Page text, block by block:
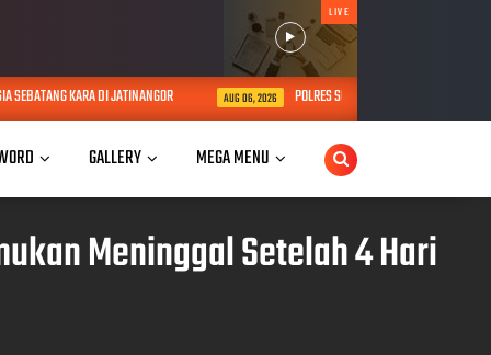
LIVE
KARA DI JATINANGOR AUG 06, 2026 POLRES SUMEDANG IKUTI SUPERVISI FUNGSI
GALLERY MEGA MENU
Meninggal Setelah 4 Hari